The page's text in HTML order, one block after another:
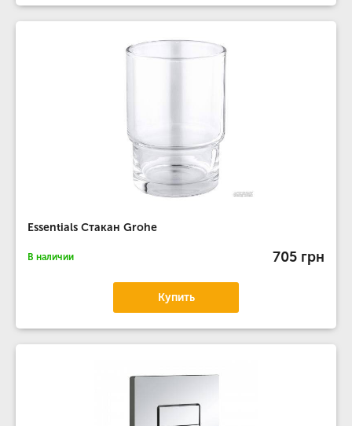
Essentials Стакан Grohe
В наличии 705 грн
Купить